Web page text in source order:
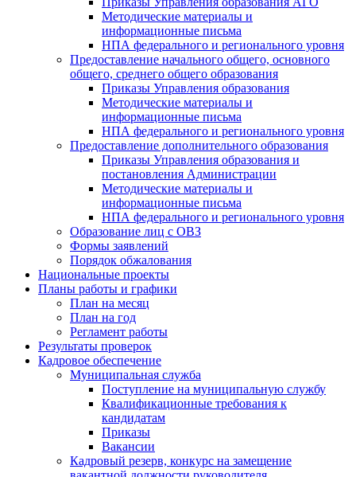
Методические материалы и
информационные письма
НПА федерального и регионального уровня
Предоставление начального общего, основного
общего, среднего общего образования
Приказы Управления образования
Методические материалы и
информационные письма
НПА федерального и регионального уровня
Предоставление дополнительного образования
Приказы Управления образования и
постановления Администрации
Методические материалы и
информационные письма
НПА федерального и регионального уровня
Образование лиц с ОВЗ
Формы заявлений
Порядок обжалования
Национальные проекты
Планы работы и графики
План на месяц
План на год
Регламент работы
Результаты проверок
Кадровое обеспечение
Муниципальная служба
Поступление на муниципальную службу
Квалификационные требования к
кандидатам
Приказы
Вакансии
Кадровый резерв, конкурс на замещение